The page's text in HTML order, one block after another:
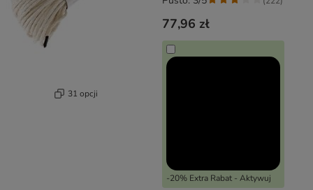
31 opcji
77,96 zł
-20% Extra Rabat - Aktywuj